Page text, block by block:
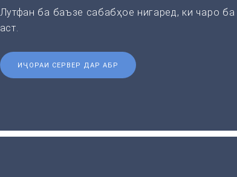
Лутфан ба баъзе сабабҳое нигаред, ки чаро
аст.
ИҶОРАИ СЕРВЕР ДАР АБР